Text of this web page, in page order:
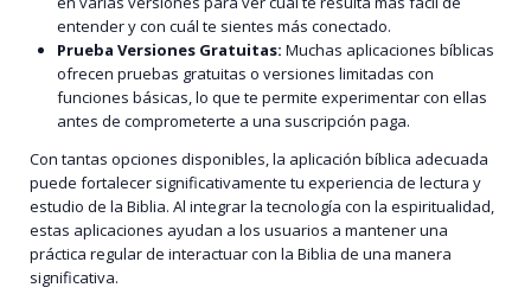
entender y con cuál te sientes más conectado.
Prueba Versiones Gratuitas: Muchas aplicaciones bíblicas
ofrecen pruebas gratuitas o versiones limitadas con
funciones básicas, lo que te permite experimentar con ellas
antes de comprometerte a una suscripción paga.
Con tantas opciones disponibles, la aplicación bíblica adecuada
puede fortalecer significativamente tu experiencia de lectura y
estudio de la Biblia. Al integrar la tecnología con la espiritualidad,
estas aplicaciones ayudan a los usuarios a mantener una
práctica regular de interactuar con la Biblia de una manera
significativa.